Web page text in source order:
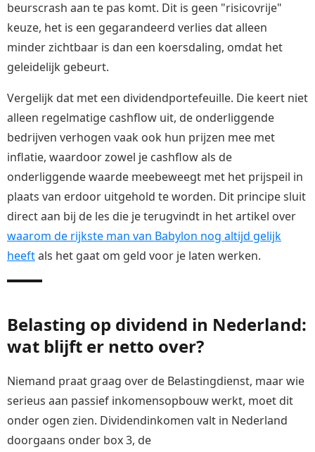
beurscrash aan te pas komt. Dit is geen "risicovrije"
keuze, het is een gegarandeerd verlies dat alleen
minder zichtbaar is dan een koersdaling, omdat het
geleidelijk gebeurt.
Vergelijk dat met een dividendportefeuille. Die keert niet
alleen regelmatige cashflow uit, de onderliggende
bedrijven verhogen vaak ook hun prijzen mee met
inflatie, waardoor zowel je cashflow als de
onderliggende waarde meebeweegt met het prijspeil in
plaats van erdoor uitgehold te worden. Dit principe sluit
direct aan bij de les die je terugvindt in het artikel over
waarom de rijkste man van Babylon nog altijd gelijk
heeftals het gaat om geld voor je laten werken.
Belasting op dividend in Nederland:
wat blijft er netto over?
Niemand praat graag over de Belastingdienst, maar wie
serieus aan passief inkomensopbouw werkt, moet dit
onder ogen zien. Dividendinkomen valt in Nederland
doorgaans onder box 3, de